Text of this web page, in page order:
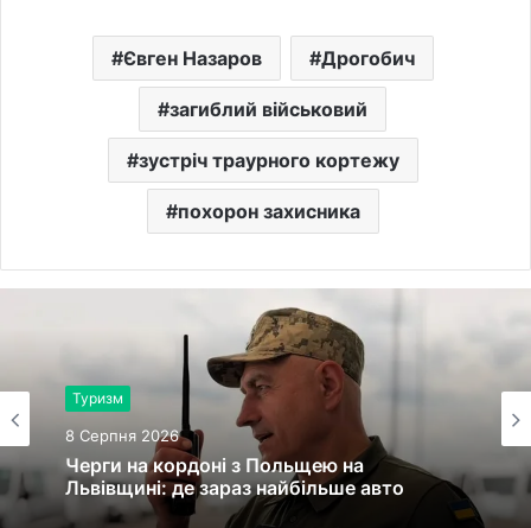
Євген Назаров Дрогобич
загиблий військовий
зустріч траурного кортежу
похорон захисника
Туризм
8 Серпня 2026
Черги на кордоні з Польщею на
Львівщині: де зараз найбільше авто